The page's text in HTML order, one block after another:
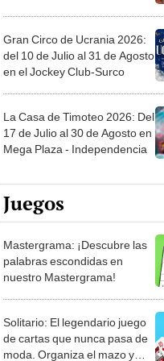
Gran Circo de Ucrania 2026:
del 10 de Julio al 31 de Agosto
en el Jockey Club-Surco
La Casa de Timoteo 2026: Del
17 de Julio al 30 de Agosto en
Mega Plaza - Independencia
Juegos
Mastergrama: ¡Descubre las
palabras escondidas en
nuestro Mastergrama!
Solitario: El legendario juego
de cartas que nunca pasa de
moda. Organiza el mazo y